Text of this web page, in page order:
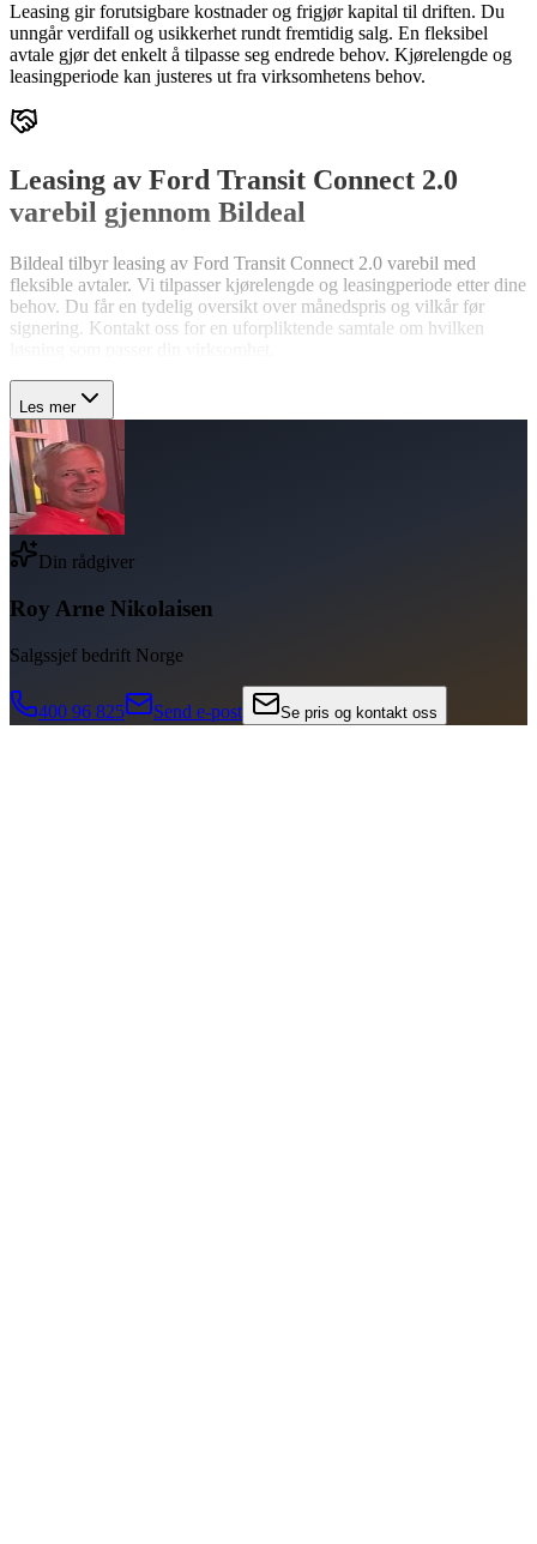
Leasing gir forutsigbare kostnader og frigjør kapital til driften. Du
unngår verdifall og usikkerhet rundt fremtidig salg. En fleksibel
avtale gjør det enkelt å tilpasse seg endrede behov. Kjørelengde og
leasingperiode kan justeres ut fra virksomhetens behov.
Leasing av Ford Transit Connect 2.0
varebil gjennom Bildeal
Bildeal tilbyr leasing av Ford Transit Connect 2.0 varebil med
fleksible avtaler. Vi tilpasser kjørelengde og leasingperiode etter dine
behov. Du får en tydelig oversikt over månedspris og vilkår før
signering. Kontakt oss for en uforpliktende samtale om hvilken
Les mer
Din rådgiver
Roy Arne Nikolaisen
Salgssjef bedrift Norge
400 96 825 Send e-post Se pris og kontakt oss